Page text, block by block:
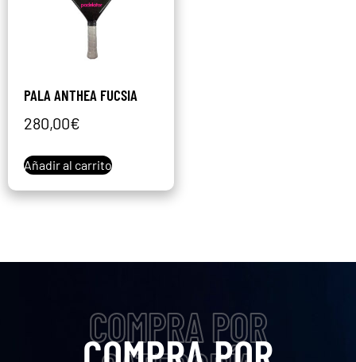
PALA ANTHEA FUCSIA
280,00€
Añadir al carrito
COMPRA POR